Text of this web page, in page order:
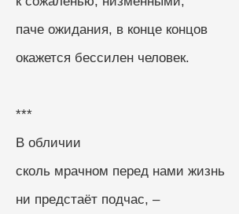
паче ожидания, в конце концов
окажется бессилен человек.
***
В обличии
сколь мрачном перед нами жизнь
ни предстаёт подчас, –